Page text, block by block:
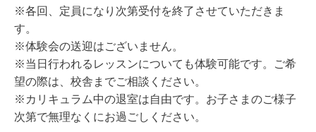
※各回、定員になり次第受付を終了させていただきま
す。
※体験会の送迎はございません。
※当日行われるレッスンについても体験可能です。ご希
望の際は、校舎までご相談ください。
※カリキュラム中の退室は自由です。お子さまのご様子
次第で無理なくにお過ごしください。